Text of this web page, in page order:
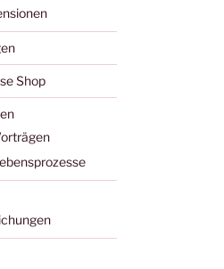
Shop